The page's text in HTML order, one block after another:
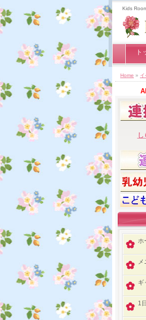
Kids
ト
Home » イ
ホ
メ
ギ
1